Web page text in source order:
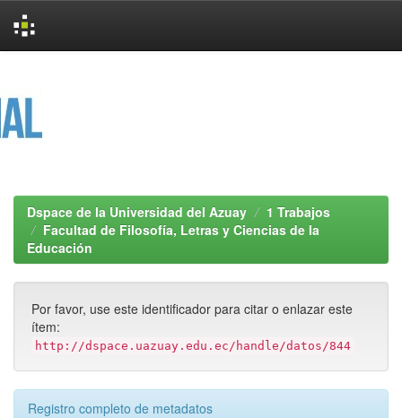
Dspace de la Universidad del Azuay
1 Trabajos
Facultad de Filosofía, Letras y Ciencias de la
Educación
Por favor, use este identificador para citar o enlazar este
ítem:
http://dspace.uazuay.edu.ec/handle/datos/844
Registro completo de metadatos